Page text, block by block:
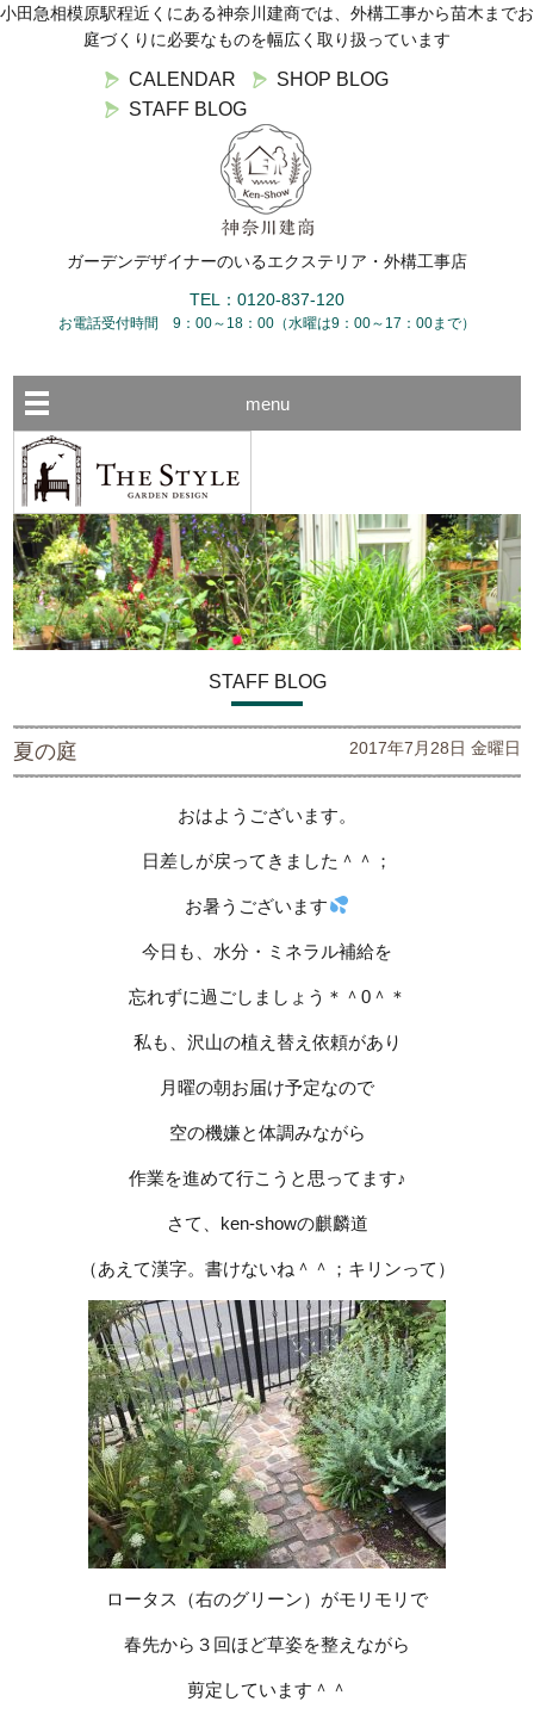
小田急相模原駅程近くにある神奈川建商では、外構工事から苗木までお
庭づくりに必要なものを幅広く取り扱っています
CALENDAR
SHOP BLOG
STAFF BLOG
ガーデンデザイナーのいるエクステリア・外構工事店
TEL：0120-837-120
お電話受付時間 9：00～18：00（水曜は9：00～17：00まで）
menu
STAFF BLOG
夏の庭 2017年7月28日 金曜日
おはようございます。
日差しが戻ってきました＾＾；
お暑うございます
今日も、水分・ミネラル補給を
忘れずに過ごしましょう＊＾0＾＊
私も、沢山の植え替え依頼があり
月曜の朝お届け予定なので
空の機嫌と体調みながら
作業を進めて行こうと思ってます♪
さて、ken-showの麒麟道
（あえて漢字。書けないね＾＾；キリンって）
ロータス（右のグリーン）がモリモリで
春先から３回ほど草姿を整えながら
剪定しています＾＾